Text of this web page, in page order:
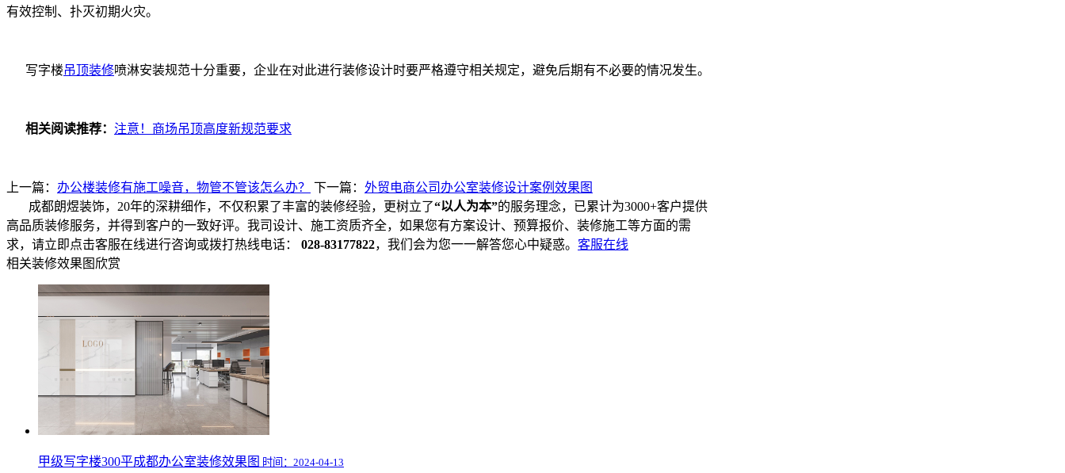
有效控制、扑灭初期火灾。
写字楼吊顶装修喷淋安装规范十分重要，企业在对此进行装修设计时要严格遵守相关规定，避免后期有不必要的情况发生。
相关阅读推荐： 注意！商场吊顶高度新规范要求
上一篇： 办公楼装修有施工噪音，物管不管该怎么办？ 下一篇： 外贸电商公司办公室装修设计案例效果图
成都朗煜装饰，20年的深耕细作，不仅积累了丰富的装修经验，更树立了“以人为本”的服务理念，已累计为3000+客户提供
高品质装修服务，并得到客户的一致好评。我司设计、施工资质齐全，如果您有方案设计、预算报价、装修施工等方面的需
求，请立即点击客服在线进行咨询或拨打热线电话：
028-83177822，我们会为您一一解答您心中疑惑。 客服在线
相关装修效果图欣赏
甲级写字楼300平成都办公室装修效果图 时间：2024-04-13